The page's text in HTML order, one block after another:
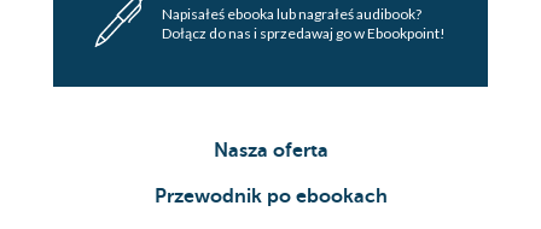
Napisałeś ebooka lub nagrałeś audibook?
Dołącz do nas i sprzedawaj go w Ebookpoint!
Nasza oferta
Przewodnik po ebookach